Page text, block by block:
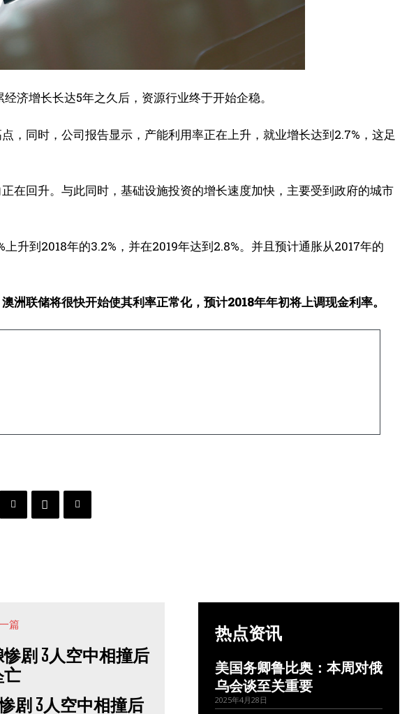
济增长长达5年之久后，资源行业终于开始企稳。
，同时，公司报告显示，产能利用率正在上升，就业增长达到2.7%，这足
在回升。与此同时，基础设施投资的增长速度加快，主要受到政府的城市
升到2018年的3.2%，并在2019年达到2.8%。并且预计通胀从2017年的
洲联储将很快开始使其利率正常化，预计2018年年初将上调现金利率。
篇
剧 3人空中相撞后
热点资讯
美国务卿鲁比奥：本周对俄
乌会谈至关重要
2025年4月28日